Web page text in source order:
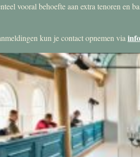
vooral behoefte aan extra tenoren en
kun je contact opnemen via